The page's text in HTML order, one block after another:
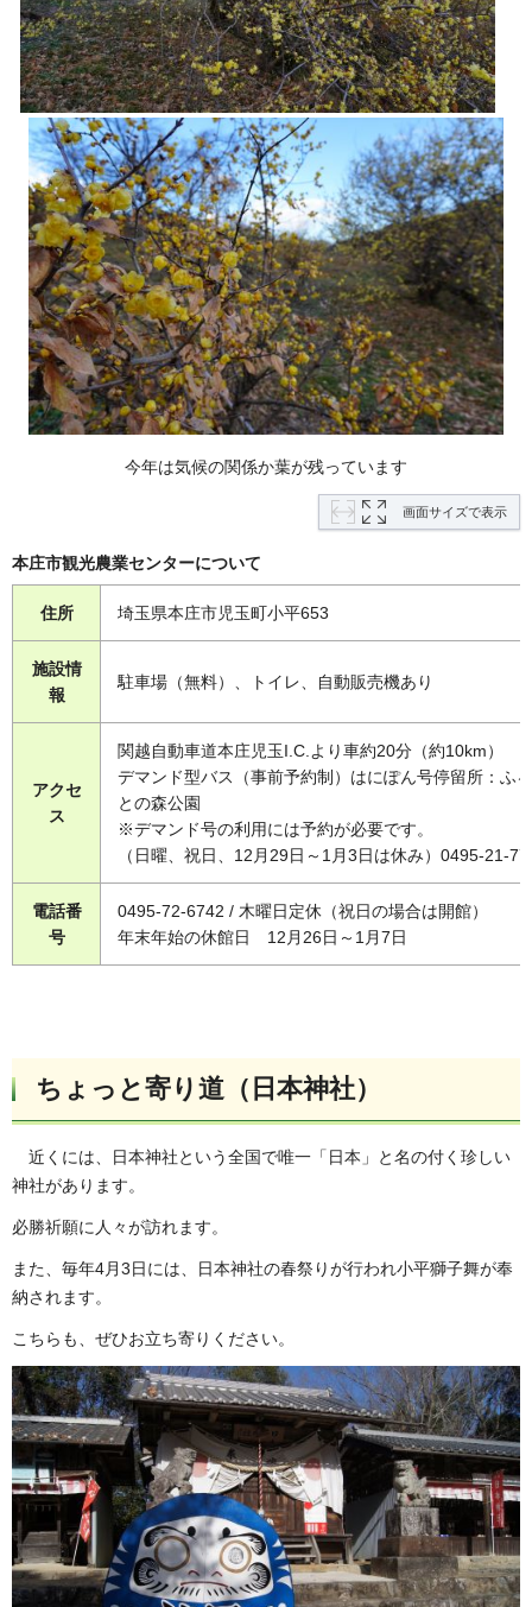
今年は気候の関係か葉が残っています
画面サイズで表示
本庄市観光農業センターについて
住所 埼玉県本庄市児玉町小平653
施設情
報
駐車場（無料）、トイレ、自動販売機あり
アクセ
ス
関越自動車道本庄児玉I.C.より車約20分（約10km）
デマンド型バス（事前予約制）はにぽん号停留所：ふ
との森公園
※デマンド号の利用には予約が必要です。
（日曜、祝日、12月29日～1月3日は休み）0495-21-
電話番
号
0495-72-6742 / 木曜日定休（祝日の場合は開館）
年末年始の休館日 12月26日～1月7日
ちょっと寄り道（日本神社）
近くには、日本神社という全国で唯一「日本」と名の付く珍しい
神社があります。
必勝祈願に人々が訪れます。
また、毎年4月3日には、日本神社の春祭りが行われ小平獅子舞が奉
納されます。
こちらも、ぜひお立ち寄りください。